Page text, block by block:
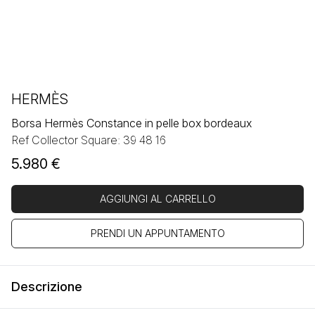
HERMÈS
Borsa Hermès Constance in pelle box bordeaux
Ref Collector Square: 39 48 16
5.980 €
AGGIUNGI AL CARRELLO
PRENDI UN APPUNTAMENTO
Descrizione